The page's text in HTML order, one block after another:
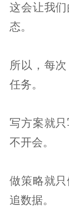
这会让我
态。
所以，每
任务。
写方案就只
不开会。
做策略就
追数据。